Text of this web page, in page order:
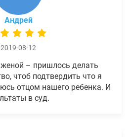
Андрей
2019-08-12
– пришлось делать
чтоб подтвердить что я
отцом нашего ребенка. И
в суд.